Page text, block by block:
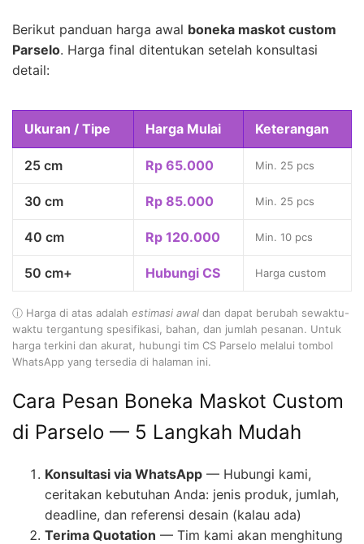
Berikut panduan harga awal boneka maskot custom
Parselo. Harga final ditentukan setelah konsultasi
detail:
Ukuran / Tipe Harga Mulai Keterangan
25 cm Rp 65.000 Min. 25 pcs
30 cm Rp 85.000 Min. 25 pcs
40 cm Rp 120.000 Min. 10 pcs
50 cm+ Hubungi CS Harga custom
ⓘ Harga di atas adalah estimasi awal dan dapat berubah sewaktu-
waktu tergantung spesifikasi, bahan, dan jumlah pesanan. Untuk
harga terkini dan akurat, hubungi tim CS Parselo melalui tombol
WhatsApp yang tersedia di halaman ini.
Cara Pesan Boneka Maskot Custom
di Parselo — 5 Langkah Mudah
Konsultasi via WhatsApp — Hubungi kami,
ceritakan kebutuhan Anda: jenis produk, jumlah,
deadline, dan referensi desain (kalau ada)
Terima Quotation — Tim kami akan menghitung